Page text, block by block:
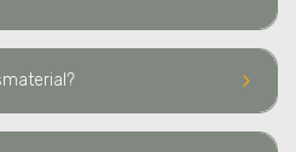
keyboard_arrow_right